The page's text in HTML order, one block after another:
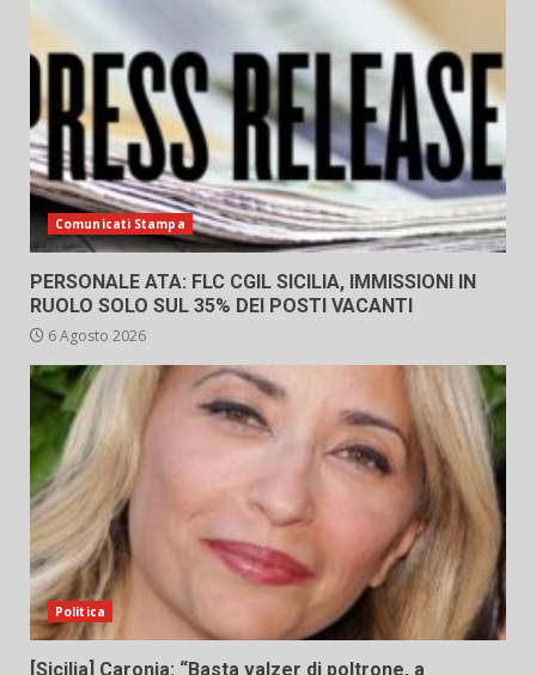
Comunicati Stampa
PERSONALE ATA: FLC CGIL SICILIA, IMMISSIONI IN
RUOLO SOLO SUL 35% DEI POSTI VACANTI
6 Agosto 2026
Politica
[Sicilia] Caronia: “Basta valzer di poltrone, a